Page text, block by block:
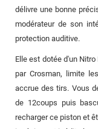
délivre une bonne
modérateur de son
protection auditive.
Elle est dotée d'un
par Crosman, limite
accrue des tirs. Vous
de 12coups puis
recharger ce piston et